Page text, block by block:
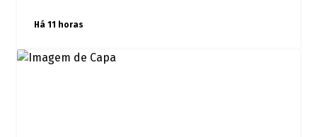
Há 11 horas